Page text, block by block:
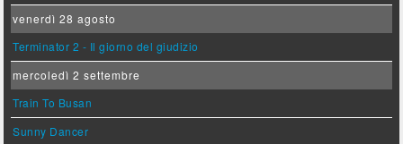
venerdì 28 agosto
Terminator 2 - Il giorno del giudizio
mercoledì 2 settembre
Train To Busan
Sunny Dancer